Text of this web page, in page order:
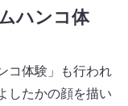
ハンコ体
コ体験」も行われ
したかの顔を描い